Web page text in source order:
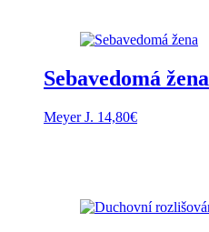
Sebavedomá žena
Meyer J. 14,80€